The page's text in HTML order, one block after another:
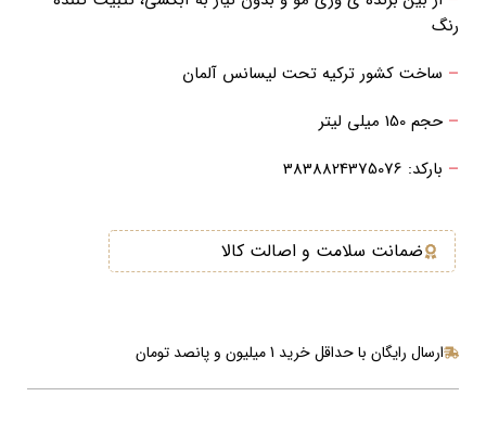
رنگ
– ساخت کشور ترکیه تحت لیسانس آلمان
– حجم 150 میلی لیتر
– بارکد: 3838824375076
ضمانت سلامت و اصالت کالا
ارسال رایگان با حداقل خرید 1 میلیون و پانصد تومان